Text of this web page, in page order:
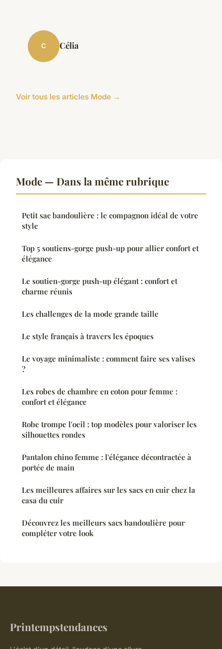
C Célia
Voir tous les articles Mode →
Mode — Dans la même rubrique
Petit sac bandoulière : le compagnon idéal de votre
style
Top 5 soutiens-gorge push-up pour allier confort et
élégance
Le soutien-gorge push-up élégant : confort et
charme réunis
Les challenges de la mode grande taille
Le style français à travers les époques
Le voyage minimaliste : comment faire ses valises
?
Les robes de chambre en coton pour femme :
confort et élégance
Robe trompe l'oeil : top modèles pour valoriser les
silhouettes rondes
Pantalon chino femme : l'élégance décontractée à
portée de main
Les meilleures affaires sur les sacs en cuir chez la
casa du cuir
Découvrez les meilleurs sacs bandoulière pour
compléter votre look
Printempstendances